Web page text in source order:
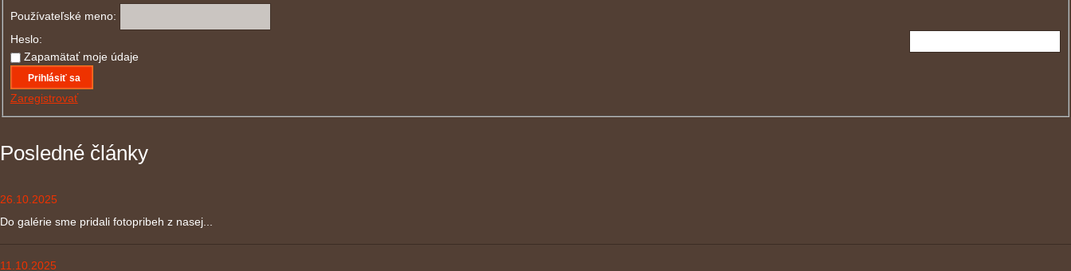
Používateľské meno:
Heslo:
Zapamätať moje údaje
Prihlásiť sa
Zaregistrovať
Posledné články
26.10.2025
Do galérie sme pridali fotopribeh z nasej...
11.10.2025